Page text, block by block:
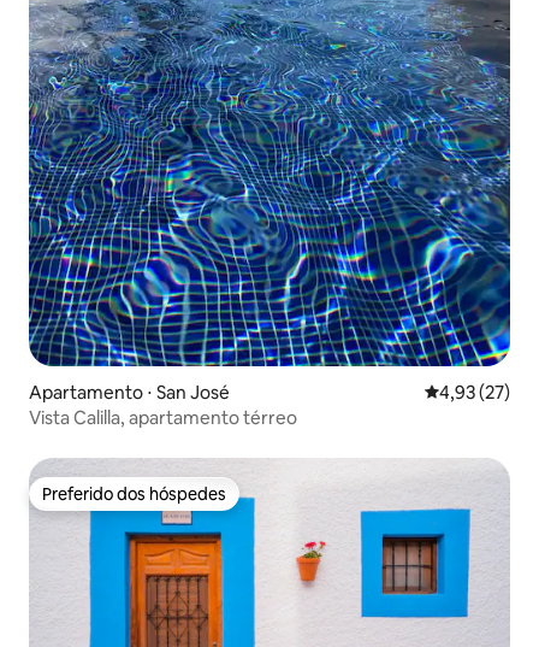
Apartamento ⋅ San José 4,93 de uma
4,93 (27)
Vista Calilla, apartamento térreo
Preferido dos hóspedes
Preferido dos hóspedes